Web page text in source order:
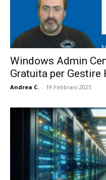
Windows Admin
Gratuita per Gestire
Andrea C. - 19 Febbraio 2025